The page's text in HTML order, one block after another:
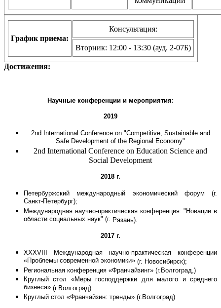
График приема:
Консультация:
Вторник: 12:00 - 13:30 (ауд. 2-07Б)
Достижения:
Научные конференции и мероприятия:
2019
2nd International Conference on "Competitive, Sustainable and
Safe Development of the Regional Economy"
2nd International Conference on Education Science and
Social Development
2018 г.
Петербуржский международный экономический форум (г.
Санкт-Петербург);
Международная научно-практическая конференция: "Новации в
области социальных наук" (г. Рязань).
2017 г.
XXXVIII Международная научно-практическая конференции
«Проблемы современной экономики» (г. Новосибирск);
Региональная конференция «Франчайзинг» (г.Волгоград,)
Круглый стол «Меры господдержки для малого и среднего
бизнеса» (г.Волгоград)
Круглый стол «Франчайзин: тренды» (г.Волгоград)